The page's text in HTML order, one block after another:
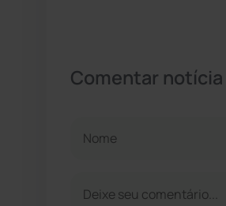
Comentar notícia